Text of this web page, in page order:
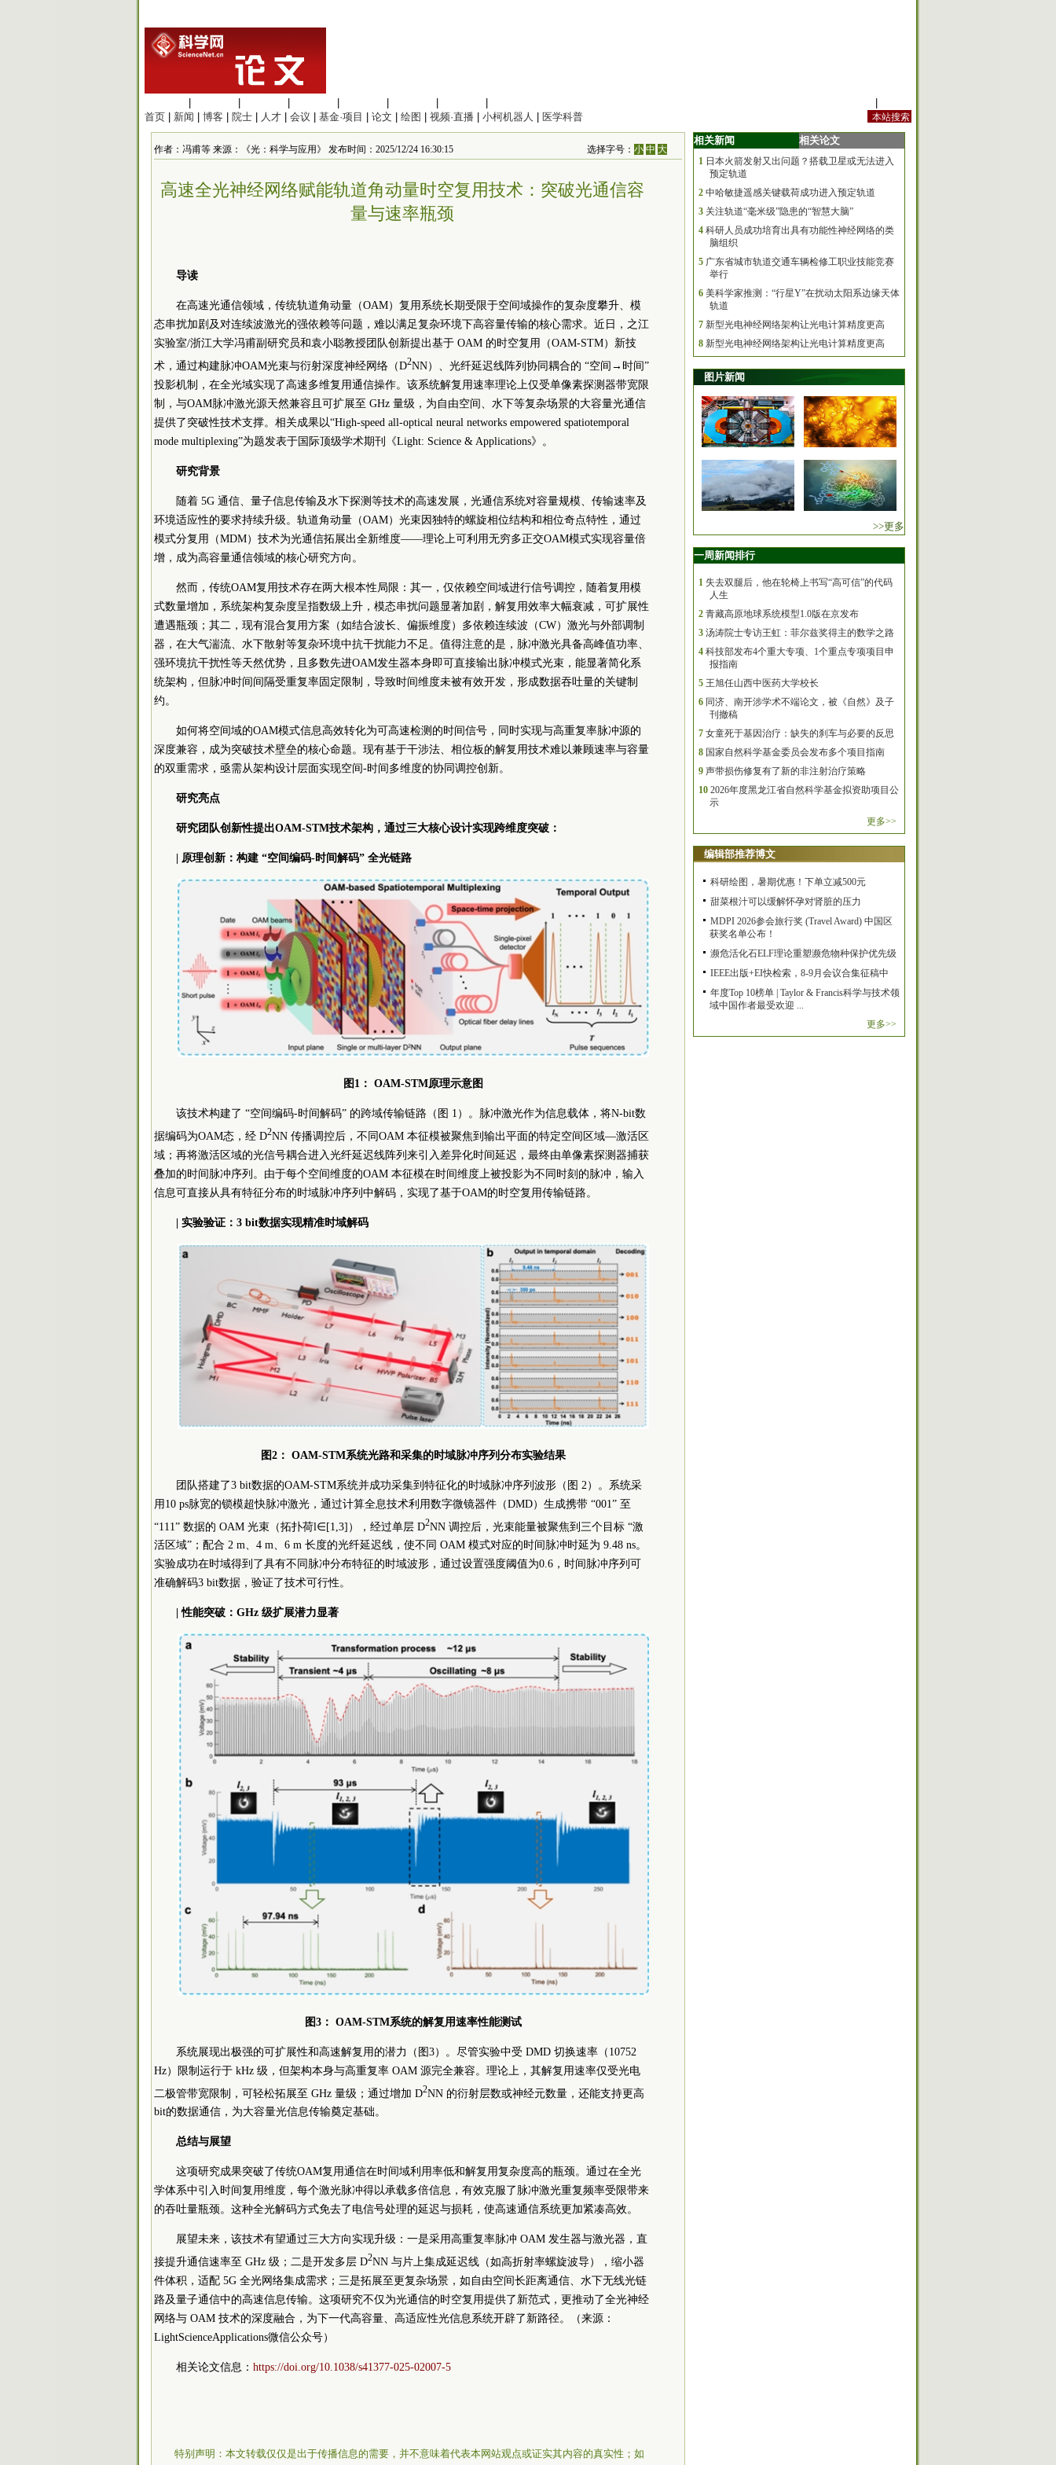
首页
新闻 博客 院士 人才 会议 基金·项目 论文 绘图 视频·直播 小柯机器人 医学科普
作者：冯甫等 来源：《光：科学与应用》 发布时间：2025/12/24 16:30:15 选择字号：小 中 大
高速全光神经网络赋能轨道角动量时空复用技术：突破光通信容
量与速率瓶颈
导读
在高速光通信领域，传统轨道角动量（OAM）复用系统长期受限于空间域操作的复杂度攀升、模
态串扰加剧及对连续波激光的强依赖等问题，难以满足复杂环境下高容量传输的核心需求。近日，之江
实验室/浙江大学冯甫副研究员和袁小聪教授团队创新提出基于 OAM 的时空复用（OAM-STM）新技
术，通过构建脉冲OAM光束与衍射深度神经网络（D2NN）、光纤延迟线阵列协同耦合的 “空间→时间”
投影机制，在全光域实现了高速多维复用通信操作。该系统解复用速率理论上仅受单像素探测器带宽限
制，与OAM脉冲激光源天然兼容且可扩展至 GHz 量级，为自由空间、水下等复杂场景的大容量光通信
提供了突破性技术支撑。相关成果以“High-speed all-optical neural networks empowered spatiotemporal
mode multiplexing”为题发表于国际顶级学术期刊《Light: Science & Applications》。
研究背景
随着 5G 通信、量子信息传输及水下探测等技术的高速发展，光通信系统对容量规模、传输速率及
环境适应性的要求持续升级。轨道角动量（OAM）光束因独特的螺旋相位结构和相位奇点特性，通过
模式分复用（MDM）技术为光通信拓展出全新维度——理论上可利用无穷多正交OAM模式实现容量倍
增，成为高容量通信领域的核心研究方向。
然而，传统OAM复用技术存在两大根本性局限：其一，仅依赖空间域进行信号调控，随着复用模
式数量增加，系统架构复杂度呈指数级上升，模态串扰问题显著加剧，解复用效率大幅衰减，可扩展性
遭遇瓶颈；其二，现有混合复用方案（如结合波长、偏振维度）多依赖连续波（CW）激光与外部调制
器，在大气湍流、水下散射等复杂环境中抗干扰能力不足。值得注意的是，脉冲激光具备高峰值功率、
强环境抗干扰性等天然优势，且多数先进OAM发生器本身即可直接输出脉冲模式光束，能显著简化系
统架构，但脉冲时间间隔受重复率固定限制，导致时间维度未被有效开发，形成数据吞吐量的关键制
约。
如何将空间域的OAM模式信息高效转化为可高速检测的时间信号，同时实现与高重复率脉冲源的
深度兼容，成为突破技术壁垒的核心命题。现有基于干涉法、相位板的解复用技术难以兼顾速率与容量
的双重需求，亟需从架构设计层面实现空间-时间多维度的协同调控创新。
研究亮点
研究团队创新性提出OAM-STM技术架构，通过三大核心设计实现跨维度突破：
| 原理创新：构建 “空间编码-时间解码” 全光链路
图1： OAM-STM原理示意图
该技术构建了 “空间编码-时间解码” 的跨域传输链路（图 1）。脉冲激光作为信息载体，将N-bit数
据编码为OAM态，经 D2NN 传播调控后，不同OAM 本征模被聚焦到输出平面的特定空间区域—激活区
域；再将激活区域的光信号耦合进入光纤延迟线阵列来引入差异化时间延迟，最终由单像素探测器捕获
叠加的时间脉冲序列。由于每个空间维度的OAM 本征模在时间维度上被投影为不同时刻的脉冲，输入
信息可直接从具有特征分布的时域脉冲序列中解码，实现了基于OAM的时空复用传输链路。
| 实验验证：3 bit数据实现精准时域解码
图2： OAM-STM系统光路和采集的时域脉冲序列分布实验结果
团队搭建了3 bit数据的OAM-STM系统并成功采集到特征化的时域脉冲序列波形（图 2）。系统采
用10 ps脉宽的锁模超快脉冲激光，通过计算全息技术利用数字微镜器件（DMD）生成携带 “001” 至
“111” 数据的 OAM 光束（拓扑荷l∈[1,3]），经过单层 D2NN 调控后，光束能量被聚焦到三个目标 “激
活区域”；配合 2 m、4 m、6 m 长度的光纤延迟线，使不同 OAM 模式对应的时间脉冲时延为 9.48 ns。
实验成功在时域得到了具有不同脉冲分布特征的时域波形，通过设置强度阈值为0.6，时间脉冲序列可
准确解码3 bit数据，验证了技术可行性。
| 性能突破：GHz 级扩展潜力显著
图3： OAM-STM系统的解复用速率性能测试
系统展现出极强的可扩展性和高速解复用的潜力（图3）。尽管实验中受 DMD 切换速率（10752
Hz）限制运行于 kHz 级，但架构本身与高重复率 OAM 源完全兼容。理论上，其解复用速率仅受光电
二极管带宽限制，可轻松拓展至 GHz 量级；通过增加 D2NN 的衍射层数或神经元数量，还能支持更高
bit的数据通信，为大容量光信息传输奠定基础。
总结与展望
这项研究成果突破了传统OAM复用通信在时间域利用率低和解复用复杂度高的瓶颈。通过在全光
学体系中引入时间复用维度，每个激光脉冲得以承载多倍信息，有效克服了脉冲激光重复频率受限带来
的吞吐量瓶颈。这种全光解码方式免去了电信号处理的延迟与损耗，使高速通信系统更加紧凑高效。
展望未来，该技术有望通过三大方向实现升级：一是采用高重复率脉冲 OAM 发生器与激光器，直
接提升通信速率至 GHz 级；二是开发多层 D2NN 与片上集成延迟线（如高折射率螺旋波导），缩小器
件体积，适配 5G 全光网络集成需求；三是拓展至更复杂场景，如自由空间长距离通信、水下无线光链
路及量子通信中的高速信息传输。这项研究不仅为光通信的时空复用提供了新范式，更推动了全光神经
网络与 OAM 技术的深度融合，为下一代高容量、高适应性光信息系统开辟了新路径。（来源：
LightScienceApplications微信公众号）
相关论文信息： https://doi.org/10.1038/s41377-025-02007-5
特别声明：本文转载仅仅是出于传播信息的需要，并不意味着代表本网站观点或证实其内容的真实性；如
相关新闻 相关论文
1 日本火箭发射又出问题？搭载卫星或无法进入
预定轨道
2 中哈敏捷遥感关键载荷成功进入预定轨道
3 关注轨道“毫米级”隐患的“智慧大脑”
4 科研人员成功培育出具有功能性神经网络的类
脑组织
5 广东省城市轨道交通车辆检修工职业技能竞赛
举行
6 美科学家推测：“行星Y”在扰动太阳系边缘天体
轨道
7 新型光电神经网络架构让光电计算精度更高
8 新型光电神经网络架构让光电计算精度更高
图片新闻
>>更多
一周新闻排行
1 失去双腿后，他在轮椅上书写“高可信”的代码
人生
2 青藏高原地球系统模型1.0版在京发布
3 汤涛院士专访王虹：菲尔兹奖得主的数学之路
4 科技部发布4个重大专项、1个重点专项项目申
报指南
5 王旭任山西中医药大学校长
6 同济、南开涉学术不端论文，被《自然》及子
刊撤稿
7 女童死于基因治疗：缺失的刹车与必要的反思
8 国家自然科学基金委员会发布多个项目指南
9 声带损伤修复有了新的非注射治疗策略
10 2026年度黑龙江省自然科学基金拟资助项目公
示
更多>>
编辑部推荐博文
科研绘图，暑期优惠！下单立减500元
甜菜根汁可以缓解怀孕对肾脏的压力
MDPI 2026参会旅行奖 (Travel Award) 中国区
获奖名单公布！
濒危活化石ELF理论重塑濒危物种保护优先级
IEEE出版+EI快检索，8-9月会议合集征稿中
年度Top 10榜单 | Taylor & Francis科学与技术领
域中国作者最受欢迎 ...
更多>>